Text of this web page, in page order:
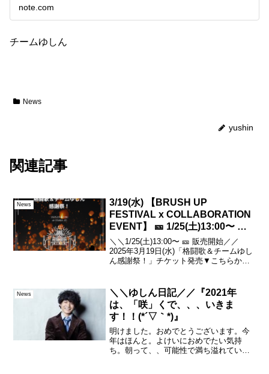
note.com
チームゆしん
News
yushin
関連記事
News
3/19(水) 【BRUSH UP
FESTIVAL x COLLABORATION
EVENT】 🎫 1/25(土)13:00〜 販
売開始🎫
＼＼1/25(土)13:00〜 🎫 販売開始／／
2025年3月19日(水)「格闘歌＆チームゆし
ん感謝祭！」チケット発売▼こちらから
トカルチャーを盛り...
News
＼＼ゆしん日記／／『2021年
は、「咲」くで、、、いきま
す！！(*´▽｀*)』
明けました。おめでとうございます。今
年はほんと。よけいにおめでたい気持
ち。朝って、、可能性で満ち溢れている